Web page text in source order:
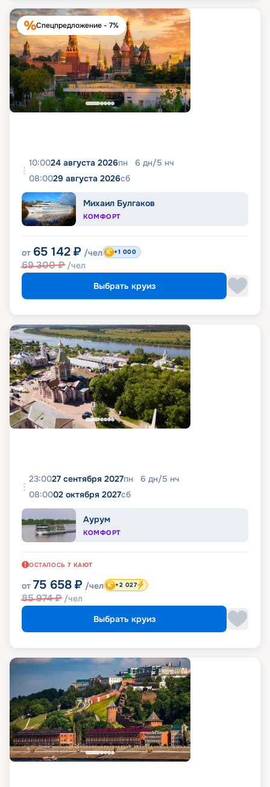
Спецпредложение - 7%
10:0024 августа 2026пн 6 дн/5 нч
08:0029 августа 2026сб
Михаил Булгаков
КОМФОРТ
от 65 142 ₽ /чел
69 300₽ /чел
+1 000
Выбрать круиз
23:0027 сентября 2027пн 6 дн/5 нч
08:0002 октября 2027сб
Аурум
КОМФОРТ
ОСТАЛОСЬ 7 КАЮТ
от 75 658 ₽ /чел
85 974₽ /чел
+2 027
Выбрать круиз